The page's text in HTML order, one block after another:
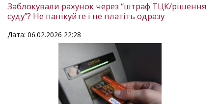
Заблокували рахунок через “штраф ТЦК/рішення
суду”? Не панікуйте і не платіть одразу
Дата: 06.02.2026 22:28